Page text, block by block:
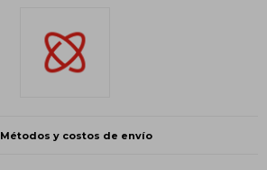
Métodos y costos de envío